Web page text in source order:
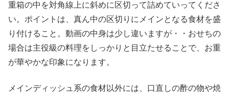
重箱の中を対角線上に斜めに区切って詰めていってくださ
い。ポイントは、真ん中の区切りにメインとなる食材を盛
り付けること。動画の中身は少し違いますが・・おせちの
場合は主役級の料理をしっかりと目立たせることで、お重
が華やかな印象になります。
メインディッシュ系の食材以外には、口直しの酢の物や焼